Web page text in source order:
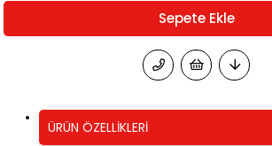
ÜRÜN ÖZELLIKLERI